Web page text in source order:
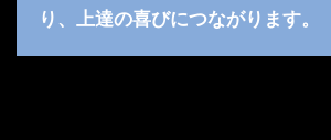
り、上達の喜びにつながります。